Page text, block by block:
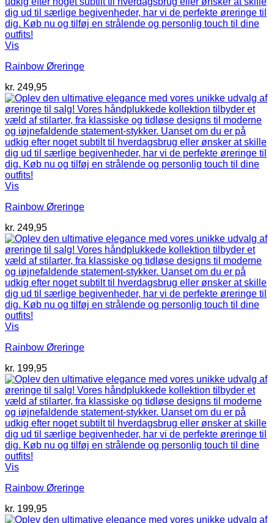
Vis
Rainbow Øreringe
kr. 249,95
Vis
Rainbow Øreringe
kr. 249,95
Vis
Rainbow Øreringe
kr. 199,95
Vis
Rainbow Øreringe
kr. 199,95